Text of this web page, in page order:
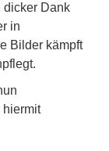
dicker Dank
in
Bilder kämpft
hiermit